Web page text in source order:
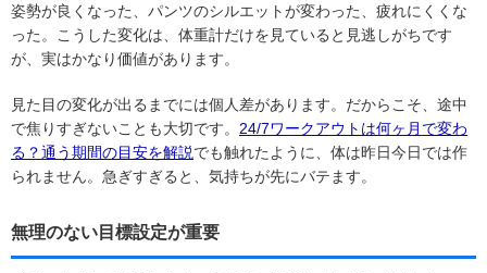
姿勢が良くなった、パンツのシルエットが変わった、疲れにくくな
った。こうした変化は、体重計だけを見ていると見逃しがちです
が、実はかなり価値があります。
見た目の変化が出るまでには個人差があります。だからこそ、途中
で焦りすぎないことも大切です。 24/7ワークアウトは何ヶ月で変わ
る？通う期間の目安を解説でも触れたように、体は昨日今日では作
られません。急ぎすぎると、気持ちが先にバテます。
無理のない目標設定が重要